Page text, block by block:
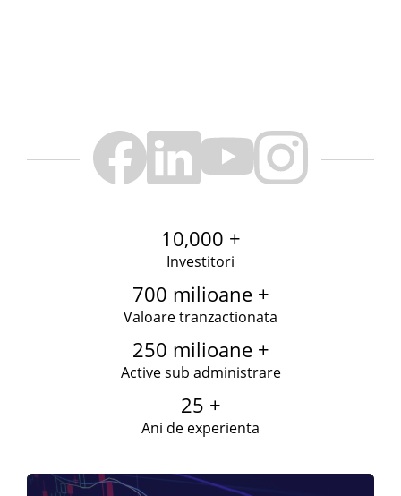
10,000 +
Investitori
700 milioane +
Valoare tranzactionata
250 milioane +
Active sub administrare
25 +
Ani de experienta